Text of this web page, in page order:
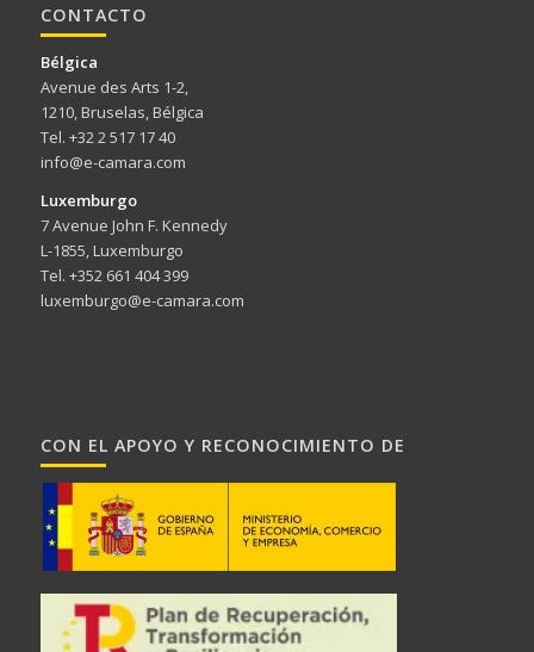
CONTACTO
Bélgica
Avenue des Arts 1-2,
1210, Bruselas, Bélgica
Tel. +32 2 517 17 40
info@e-camara.com
Luxemburgo
7 Avenue John F. Kennedy
L-1855, Luxemburgo
Tel. +352 661 404 399
luxemburgo@e-camara.com
CON EL APOYO Y RECONOCIMIENTO DE